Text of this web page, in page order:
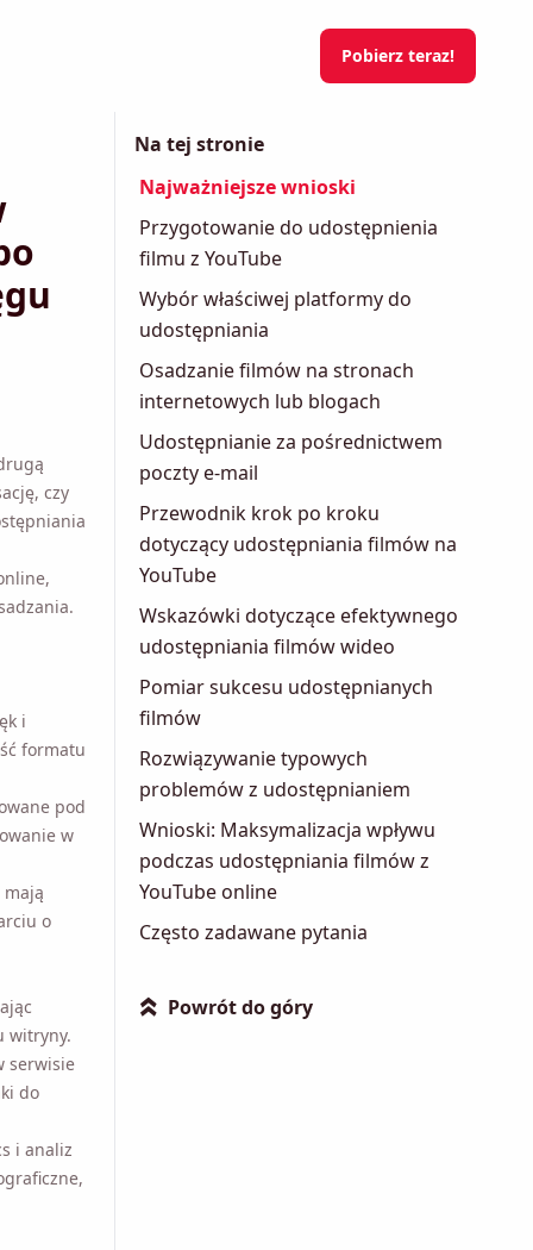
Pobierz teraz!
czy
i
formatu i
pod
w
różne
grupę
serwisie
do
i analiz
Na tej stronie
Najważniejsze wnioski
Przygotowanie do udostępnienia
filmu z YouTube
Wybór właściwej platformy do
udostępniania
Osadzanie filmów na stronach
internetowych lub blogach
Udostępnianie za pośrednictwem
poczty e-mail
Przewodnik krok po kroku
dotyczący udostępniania filmów na
YouTube
Wskazówki dotyczące efektywnego
udostępniania filmów wideo
Pomiar sukcesu udostępnianych
filmów
Rozwiązywanie typowych
problemów z udostępnianiem
Wnioski: Maksymalizacja wpływu
podczas udostępniania filmów z
YouTube online
Często zadawane pytania
» Powrót do góry